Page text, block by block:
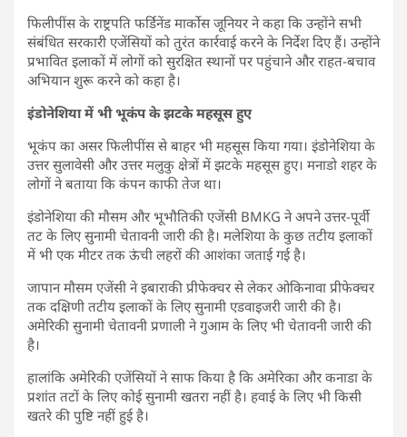
फिलीपींस के राष्ट्रपति फर्डिनेंड मार्कोस जूनियर ने कहा कि उन्होंने सभी
संबंधित सरकारी एजेंसियों को तुरंत कार्रवाई करने के निर्देश दिए हैं। उन्होंने
प्रभावित इलाकों में लोगों को सुरक्षित स्थानों पर पहुंचाने और राहत-बचाव
अभियान शुरू करने को कहा है।
इंडोनेशिया में भी भूकंप के झटके महसूस हुए
भूकंप का असर फिलीपींस से बाहर भी महसूस किया गया। इंडोनेशिया के
उत्तर सुलावेसी और उत्तर मलुकु क्षेत्रों में झटके महसूस हुए। मनाडो शहर के
लोगों ने बताया कि कंपन काफी तेज था।
इंडोनेशिया की मौसम और भूभौतिकी एजेंसी BMKG ने अपने उत्तर-पूर्वी
तट के लिए सुनामी चेतावनी जारी की है। मलेशिया के कुछ तटीय इलाकों
में भी एक मीटर तक ऊंची लहरों की आशंका जताई गई है।
जापान मौसम एजेंसी ने इबाराकी प्रीफेक्चर से लेकर ओकिनावा प्रीफेक्चर
तक दक्षिणी तटीय इलाकों के लिए सुनामी एडवाइजरी जारी की है।
अमेरिकी सुनामी चेतावनी प्रणाली ने गुआम के लिए भी चेतावनी जारी की
है।
हालांकि अमेरिकी एजेंसियों ने साफ किया है कि अमेरिका और कनाडा के
प्रशांत तटों के लिए कोई सुनामी खतरा नहीं है। हवाई के लिए भी किसी
खतरे की पुष्टि नहीं हुई है।